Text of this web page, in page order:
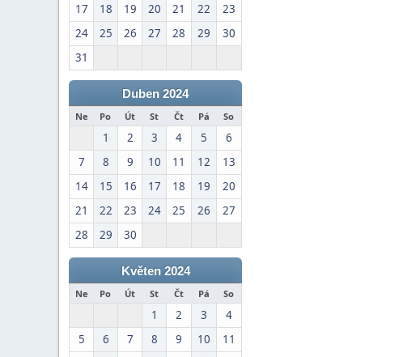
17
18 19 20 21 22
23
24
25 26 27 28 29
30
31
Duben 2024
Ne Po Út St Čt Pá So
1 2 3 4 5
6
7
8 9 10 11 12
13
14
15 16 17 18 19
20
21
22 23 24 25 26
27
28
29 30
Květen 2024
Ne Po Út St Čt Pá So
1 2 3
4
5
6 7 8 9 10
11